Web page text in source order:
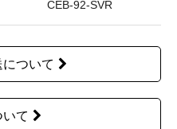
CEB-92-SVR
ついて
て